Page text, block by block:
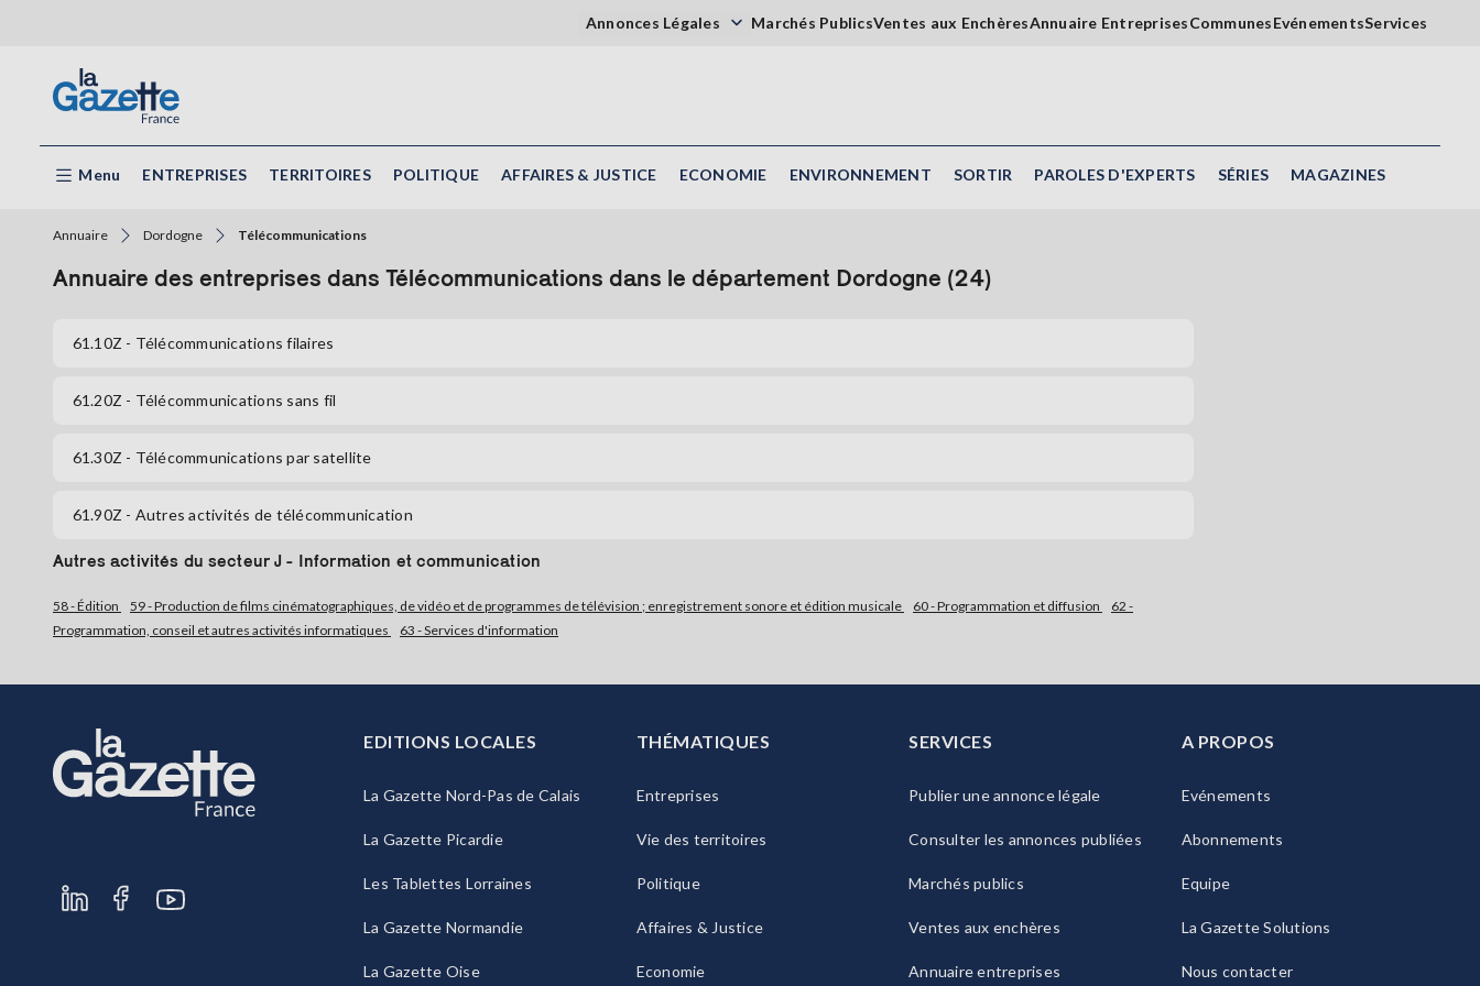
Annonces Légales Marchés PublicsVentes aux EnchèresAnnuaire EntreprisesCommunesEvénementsServices
Menu ENTREPRISES TERRITOIRES POLITIQUE AFFAIRES & JUSTICE ECONOMIE ENVIRONNEMENT SORTIR PAROLES D'EXPERTS SÉRIES MAGAZINES
Annuaire Dordogne Télécommunications
Annuaire des entreprises dans Télécommunications dans le département Dordogne (24)
61.10Z - Télécommunications filaires
61.20Z - Télécommunications sans fil
61.30Z - Télécommunications par satellite
61.90Z - Autres activités de télécommunication
Autres activités du secteur J - Information et communication
58 - Édition 59 - Production de films cinématographiques, de vidéo et de programmes de télévision ; enregistrement sonore et édition musicale 60 - Programmation et diffusion
62 -
Programmation, conseil et autres activités informatiques
63 - Services d'information
EDITIONS LOCALES
La Gazette Nord-Pas de Calais
La Gazette Picardie
Les Tablettes Lorraines
La Gazette Normandie
La Gazette Oise
THÉMATIQUES
Entreprises
Vie des territoires
Politique
Affaires & Justice
Economie
SERVICES
Publier une annonce légale
Consulter les annonces publiées
Marchés publics
Ventes aux enchères
Annuaire entreprises
A PROPOS
Evénements
Abonnements
Equipe
La Gazette Solutions
Nous contacter